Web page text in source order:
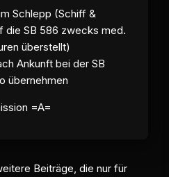
Schlepp (Schiff &
die SB 586 zwecks med.
überstellt)
Ankunft bei der SB
übernehmen
=A=
Beiträge, die nur für